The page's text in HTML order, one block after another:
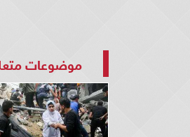
موضوعات